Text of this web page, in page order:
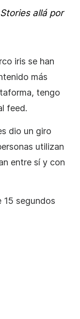
Storiesallá por
iris se han
más
tengo
feed.
dio un giro
utilizan
entre sí y con
15 segundos